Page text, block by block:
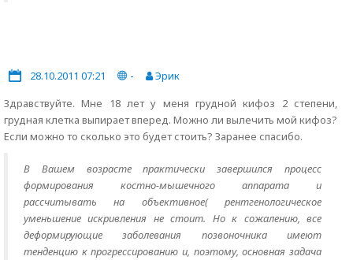
28.10.2011 07:21 -
Эрик
Здравствуйте. Мне 18 лет у меня грудной кифоз 2 степени,
грудная клетка выпирает вперед. Можно ли вылечить мой кифоз?
Если можно то сколько это будет стоить? Заранее спасибо.
В Вашем возрасте практически завершился процесс
формирования костно-мышечного аппарата и
рассчитывать на объективное( рентгенологическое
уменьшение искривления не стоит. Но к сожалению, все
деформирующие заболевания позвоночника имеют
тенденцию к прогрессированию и, поэтому, основная задача